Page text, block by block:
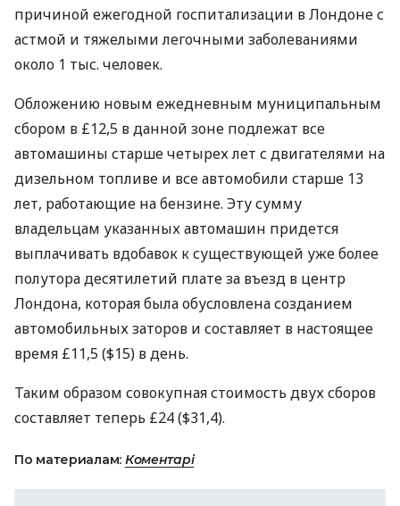
причиной ежегодной госпитализации в Лондоне с
астмой и тяжелыми легочными заболеваниями
около 1 тыс. человек.
Обложению новым ежедневным муниципальным
сбором в £12,5 в данной зоне подлежат все
автомашины старше четырех лет с двигателями на
дизельном топливе и все автомобили старше 13
лет, работающие на бензине. Эту сумму
владельцам указанных автомашин придется
выплачивать вдобавок к существующей уже более
полутора десятилетий плате за въезд в центр
Лондона, которая была обусловлена созданием
автомобильных заторов и составляет в настоящее
время £11,5 ($15) в день.
Таким образом совокупная стоимость двух сборов
составляет теперь £24 ($31,4).
По материалам: Коментарі